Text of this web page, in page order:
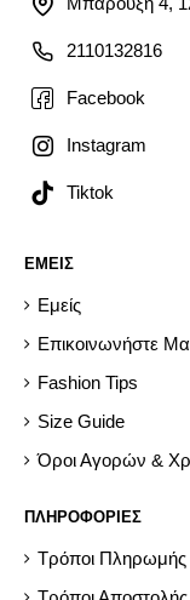
2110132816
Facebook
Instagram
Tiktok
ΕΜΕΙΣ
Εμείς
Επικοινωνήστε
Fashion Tips
Size Guide
Όροι Αγορών &
ΠΛΗΡΟΦΟΡΙΕΣ
Τρόποι